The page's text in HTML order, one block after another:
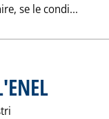
se le condi...